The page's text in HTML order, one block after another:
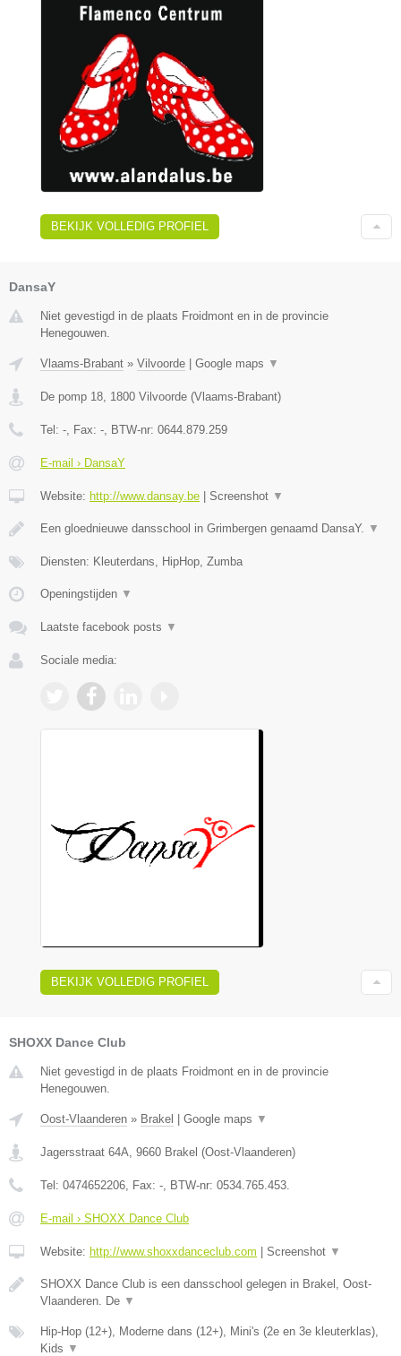
BEKIJK VOLLEDIG PROFIEL
DansaY
Niet gevestigd in de plaats Froidmont en in de provincie
Henegouwen.
Vlaams-Brabant » Vilvoorde | Google maps ▼
De pomp 18 1800 Vilvoorde (Vlaams-Brabant)
Tel: - , Fax: - , BTW-nr: 0644.879.259
E-mail › DansaY
Website: http://www.dansay.be | Screenshot ▼
Een gloednieuwe dansschool in Grimbergen genaamd DansaY. ▼
Diensten: Kleuterdans, HipHop, Zumba
Openingstijden ▼
Laatste facebook posts ▼
Sociale media:
BEKIJK VOLLEDIG PROFIEL
SHOXX Dance Club
Niet gevestigd in de plaats Froidmont en in de provincie
Henegouwen.
Oost-Vlaanderen » Brakel | Google maps ▼
Jagersstraat 64A 9660 Brakel (Oost-Vlaanderen)
Tel: 0474652206 , Fax: - , BTW-nr: 0534.765.453.
E-mail › SHOXX Dance Club
Website: http://www.shoxxdanceclub.com | Screenshot ▼
SHOXX Dance Club is een dansschool gelegen in Brakel, Oost-
Vlaanderen. De ▼
Hip-Hop (12+), Moderne dans (12+), Mini's (2e en 3e kleuterklas),
Kids ▼